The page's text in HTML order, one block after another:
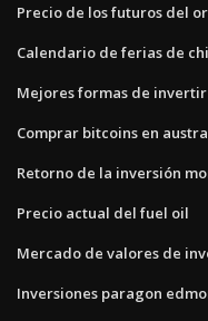
Precio de los futuros del
Calendario de ferias de
Mejores formas de
Comprar bitcoins en
Retorno de la inversión
Precio actual del fuel oil
Mercado de valores de
Inversiones paragon